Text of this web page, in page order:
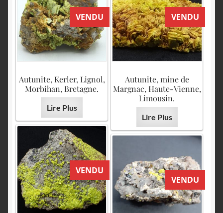
VENDU
Autunite, Kerler, Lignol,
Morbihan, Bretagne.
Lire Plus
VENDU
Autunite, mine de
Margnac, Haute-Vienne,
Limousin.
Lire Plus
VENDU
VENDU